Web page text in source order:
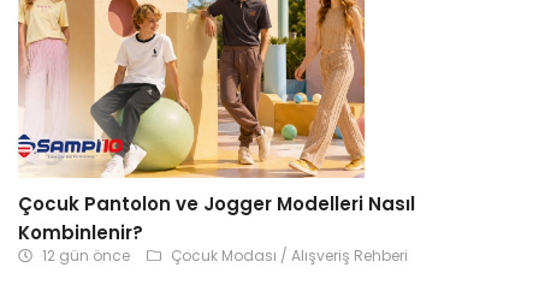
Çocuk Pantolon ve Jogger Modelleri Nasıl
Kombinlenir?
12 gün önce Çocuk Modası / Alışveriş Rehberi